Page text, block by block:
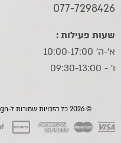
077-7298426
שעות פעילות :
א'-ה' 10:00-17:00
ו׳ - 09:30-13:00
© 2026 כל הזכויות שמורות ל-OM Design ארונות אמבטיה